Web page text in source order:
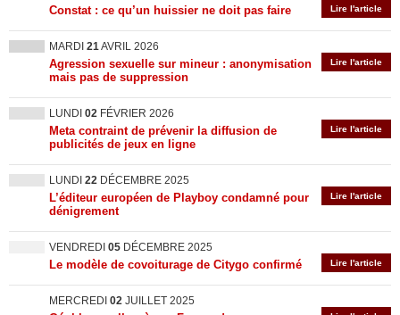
Lire l'article
Constat : ce qu’un huissier ne doit pas faire
MARDI 21AVRIL 2026
Lire l'article
Agression sexuelle sur mineur : anonymisation
mais pas de suppression
LUNDI 02 FÉVRIER 2026
Lire l'article
Meta contraint de prévenir la diffusion de
publicités de jeux en ligne
LUNDI 22 DÉCEMBRE 2025
Lire l'article
L’éditeur européen de Playboy condamné pour
dénigrement
VENDREDI 05 DÉCEMBRE 2025
Lire l'article
Le modèle de covoiturage de Citygo confirmé
MERCREDI 02 JUILLET 2025